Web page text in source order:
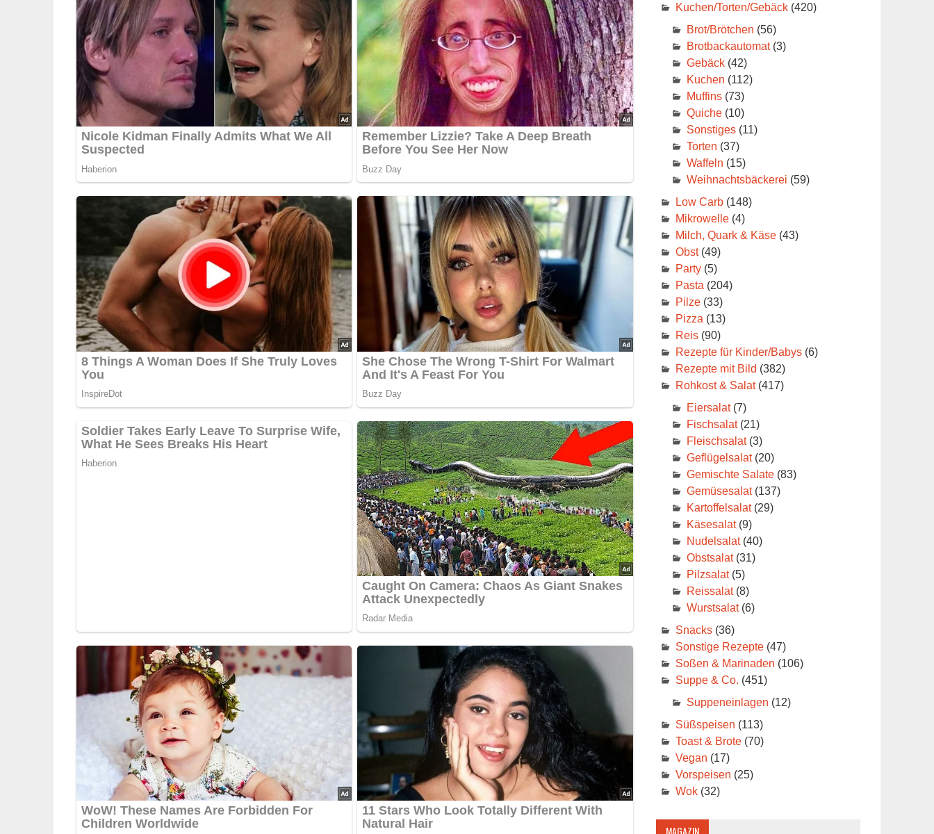
Kuchen/Torten/Gebäck(420)
Brot/Brötchen (56)
Brotbackautomat(3)
Gebäck(42)
Kuchen (112)
Muffins(73)
Quiche(10)
Sonstiges(11)
Torten (37)
Waffeln (15)
Weihnachtsbäckerei (59)
Low Carb(148)
Mikrowelle(4)
Milch, Quark & Käse(43)
Obst(49)
Party(5)
Pasta (204)
Pilze(33)
Pizza (13)
Reis(90)
Rezepte für Kinder/Babys(6)
Rezepte mit Bild (382)
Rohkost & Salat(417)
Eiersalat(7)
Fischsalat(21)
Fleischsalat(3)
Geflügelsalat(20)
Gemischte Salate(83)
Gemüsesalat(137)
Kartoffelsalat(29)
Käsesalat(9)
Nudelsalat(40)
Obstsalat(31)
Pilzsalat(5)
Reissalat(8)
Wurstsalat(6)
Snacks(36)
Sonstige Rezepte(47)
Soßen & Marinaden (106)
Suppe & Co. (451)
Suppeneinlagen (12)
Süßspeisen (113)
Toast & Brote(70)
Vegan (17)
Vorspeisen (25)
Wok(32)